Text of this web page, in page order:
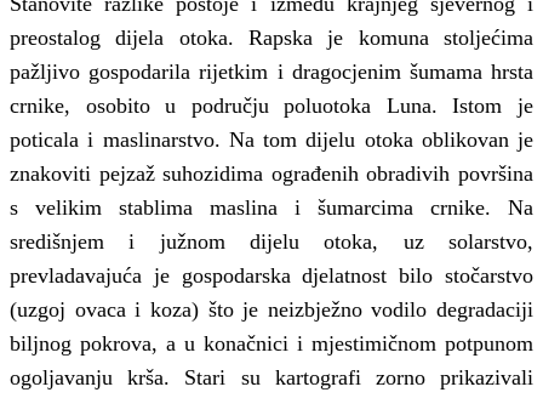
preostalog dijela otoka. Rapska je komuna stoljećima
pažljivo gospodarila rijetkim i dragocjenim šumama hrsta
crnike, osobito u području poluotoka Luna. Istom je
poticala i maslinarstvo. Na tom dijelu otoka oblikovan je
znakoviti pejzaž suhozidima ograđenih obradivih površina
s velikim stablima maslina i šumarcima crnike. Na
središnjem i južnom dijelu otoka, uz solarstvo,
prevladavajuća je gospodarska djelatnost bilo stočarstvo
(uzgoj ovaca i koza) što je neizbježno vodilo degradaciji
biljnog pokrova, a u konačnici i mjestimičnom potpunom
ogoljavanju krša. Stari su kartografi zorno prikazivali